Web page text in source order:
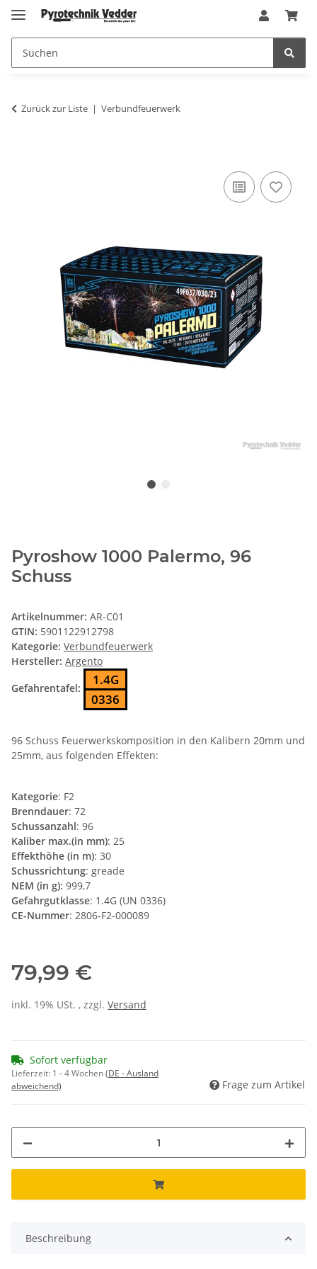
Zurück zur Liste Verbundfeuerwerk
Pyroshow 1000 Palermo, 96
Schuss
Artikelnummer: AR-C01
GTIN: 5901122912798
Kategorie: Verbundfeuerwerk
Hersteller: Argento
Gefahrentafel:
1.4G
0336
96 Schuss Feuerwerkskomposition in den Kalibern 20mm und
25mm, aus folgenden Effekten:
Kategorie: F2
Brenndauer: 72
Schussanzahl: 96
Kaliber max.(in mm): 25
Effekthöhe (in m): 30
Schussrichtung: greade
NEM (in g): 999,7
Gefahrgutklasse: 1.4G (UN 0336)
CE-Nummer: 2806-F2-000089
79,99 €
inkl. 19% USt. , zzgl. Versand
Sofort verfügbar
Lieferzeit: 1 - 4 Wochen(DE - Ausland
abweichend)
Frage zum Artikel
Beschreibung